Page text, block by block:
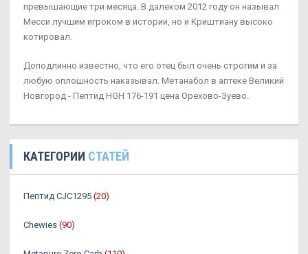
превышающие три месяца. В далеком 2012 году он называл
Месси лучшим игроком в истории, но и Криштиану высоко
котировал.
Доподлинно известно, что его отец был очень строгим и за
любую оплошность наказывал. Метанабол в аптеке Великий
Новгород - Пептид HGH 176-191 цена Орехово-Зуево.
КАТЕГОРИИ СТАТЕЙ
Пептид CJC1295 (20)
Chewies (90)